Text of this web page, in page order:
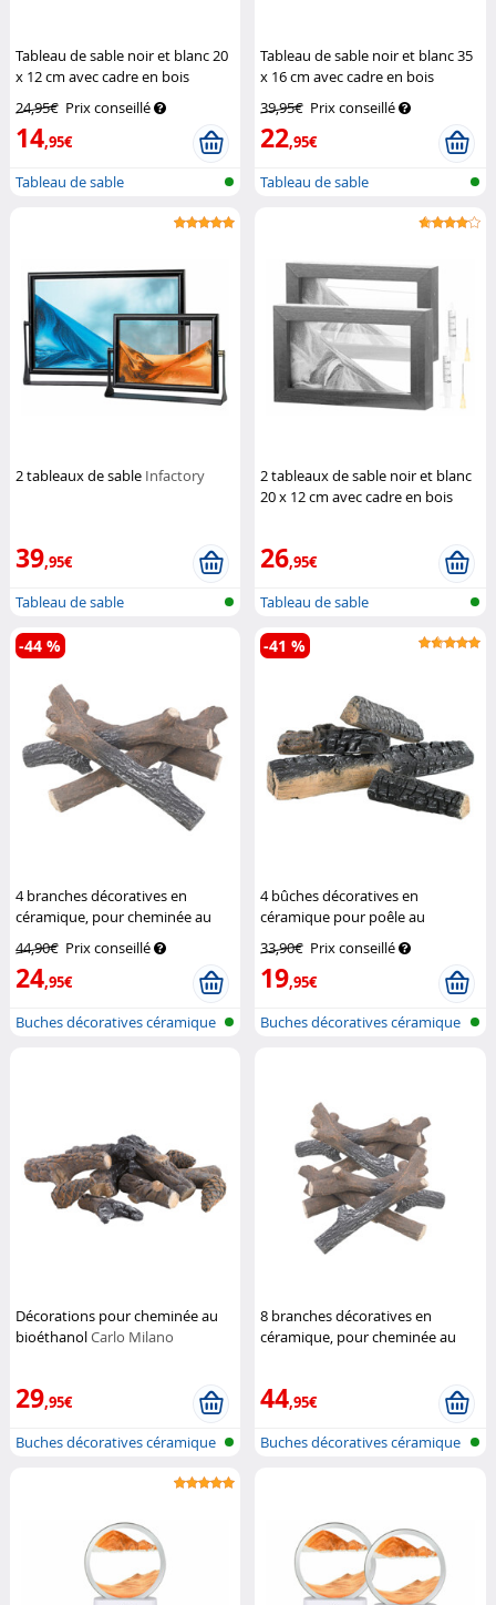
Tableau de sable noir et blanc 20
x 12 cm avec cadre en bois
24,95€ Prix conseillé
14,95€
Tableau de sable
Tableau de sable noir et blanc 35
x 16 cm avec cadre en bois
39,95€ Prix conseillé
22,95€
Tableau de sable
2 tableaux de sable Infactory
39,95€
Tableau de sable
2 tableaux de sable noir et blanc
20 x 12 cm avec cadre en bois
26,95€
Tableau de sable
4 branches décoratives en
céramique, pour cheminée au
Carlo Milano
44,90€ Prix conseillé
24,95€
-44 %
Buches décoratives céramique
4 bûches décoratives en
céramique pour poêle au
Carlo Milano
33,90€ Prix conseillé
19,95€
-41 %
Buches décoratives céramique
Décorations pour cheminée au
bioéthanolCarlo Milano
29,95€
Buches décoratives céramique
8 branches décoratives en
céramique, pour cheminée au
44,95€
Buches décoratives céramique